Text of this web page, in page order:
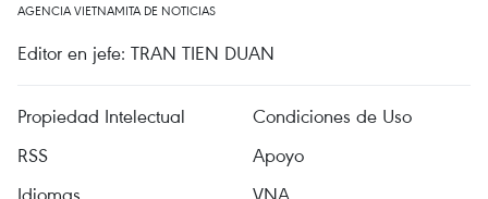
AGENCIA VIETNAMITA DE NOTICIAS
Editor en jefe: TRAN TIEN DUAN
Propiedad Intelectual
Condiciones de Uso
RSS
Apoyo